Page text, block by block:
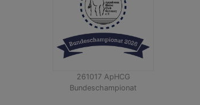
261017 ApHCG
Bundeschampionat